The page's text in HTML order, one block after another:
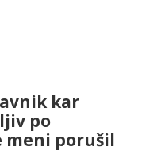
kar
po
meni porušil